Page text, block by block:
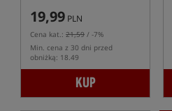
19,99 PLN
Cena kat.: 21,59 / -7%
Min. cena z 30 dni przed
obniżką: 18.49
KUP